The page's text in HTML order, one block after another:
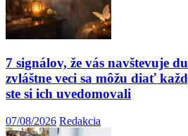
7 signálov, že vás navštevuje
zvláštne veci sa môžu diať
ste si ich uvedomovali
07/08/2026 Redakcia